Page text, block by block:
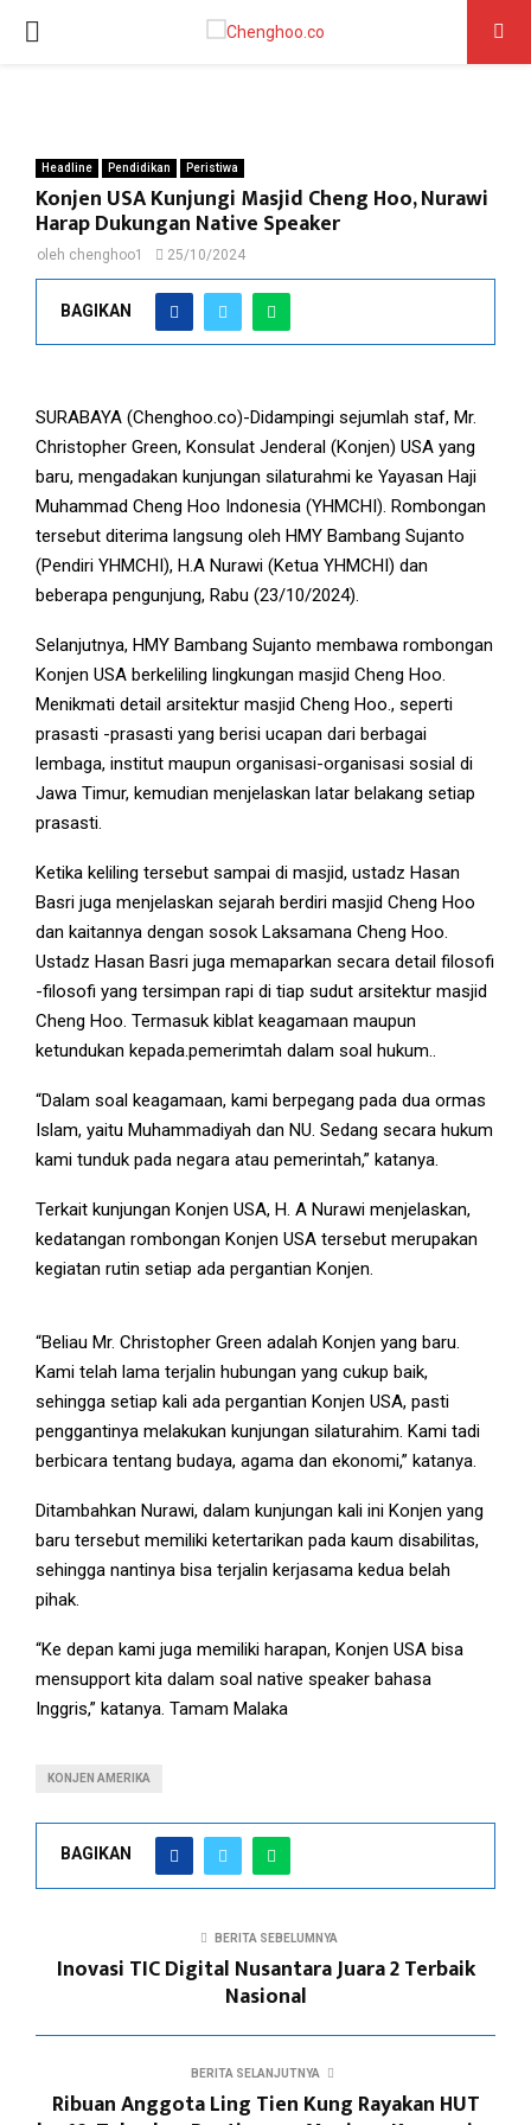
PRIMARY
Headline Pendidikan Peristiwa
Konjen USA Kunjungi Masjid Cheng Hoo, Nurawi
Harap Dukungan Native Speaker
oleh chenghoo1 25/10/2024
BAGIKAN
H. A Nurawi, Ketua YHMCHI (empat dari kiri) menyerahkan
SURABAYA (Chenghoo.co)-Didampingi sejumlah staf, Mr.
Christopher Green, Konsulat Jenderal (Konjen) USA yang
baru, mengadakan kunjungan silaturahmi ke Yayasan Haji
Muhammad Cheng Hoo Indonesia (YHMCHI). Rombongan
tersebut diterima langsung oleh HMY Bambang Sujanto
(Pendiri YHMCHI), H.A Nurawi (Ketua YHMCHI) dan
beberapa pengunjung, Rabu (23/10/2024).
Selanjutnya, HMY Bambang Sujanto membawa rombongan
Konjen USA berkeliling lingkungan masjid Cheng Hoo.
Menikmati detail arsitektur masjid Cheng Hoo., seperti
prasasti -prasasti yang berisi ucapan dari berbagai
lembaga, institut maupun organisasi-organisasi sosial di
Jawa Timur, kemudian menjelaskan latar belakang setiap
prasasti.
Ketika keliling tersebut sampai di masjid, ustadz Hasan
Basri juga menjelaskan sejarah berdiri masjid Cheng Hoo
dan kaitannya dengan sosok Laksamana Cheng Hoo.
Ustadz Hasan Basri juga memaparkan secara detail filosofi
-filosofi yang tersimpan rapi di tiap sudut arsitektur masjid
Cheng Hoo. Termasuk kiblat keagamaan maupun
ketundukan kepada.pemerimtah dalam soal hukum..
“Dalam soal keagamaan, kami berpegang pada dua ormas
Islam, yaitu Muhammadiyah dan NU. Sedang secara hukum
kami tunduk pada negara atau pemerintah,” katanya.
Terkait kunjungan Konjen USA, H. A Nurawi menjelaskan,
kedatangan rombongan Konjen USA tersebut merupakan
kegiatan rutin setiap ada pergantian Konjen.
Ustadz Hasan Basri, Ketua Pelaksana Harian YHMCHI (Paling kiri
berkopiah), H.A Nurawi, Ketua YHMCHI (dua dari kiri), Mr.
Christopher Green, Konjen USA (tengah berbaju batik), HMY
Bambang Sujanto, Pendiri YHMCHI (paling kanan berkopiah putih)
“Beliau Mr. Christopher Green adalah Konjen yang baru.
Kami telah lama terjalin hubungan yang cukup baik,
sehingga setiap kali ada pergantian Konjen USA, pasti
penggantinya melakukan kunjungan silaturahim. Kami tadi
berbicara tentang budaya, agama dan ekonomi,” katanya.
Ditambahkan Nurawi, dalam kunjungan kali ini Konjen yang
baru tersebut memiliki ketertarikan pada kaum disabilitas,
sehingga nantinya bisa terjalin kerjasama kedua belah
pihak.
“Ke depan kami juga memiliki harapan, Konjen USA bisa
mensupport kita dalam soal native speaker bahasa
Inggris,” katanya. Tamam Malaka
KONJEN AMERIKA
BAGIKAN
BERITA SEBELUMNYA
Inovasi TIC Digital Nusantara Juara 2 Terbaik
Nasional
BERITA SELANJUTNYA
Ribuan Anggota Ling Tien Kung Rayakan HUT